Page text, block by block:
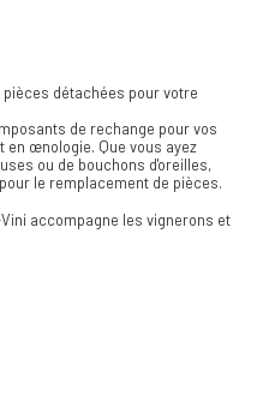
détachées pour votre
de rechange pour vos
œnologie. Que vous ayez
ou de bouchons d'oreilles,
le remplacement de pièces.
accompagne les vignerons et